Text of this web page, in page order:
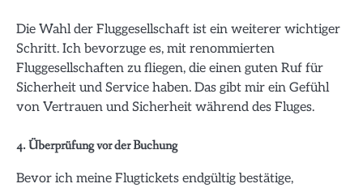
Die Wahl der Fluggesellschaft ist ein weiterer wichtiger
Schritt. Ich bevorzuge es, mit renommierten
Fluggesellschaften zu fliegen, die einen guten Ruf für
Sicherheit und Service haben. Das gibt mir ein Gefühl
von Vertrauen und Sicherheit während des Fluges.
4. Überprüfung vor der Buchung
Bevor ich meine Flugtickets endgültig bestätige,